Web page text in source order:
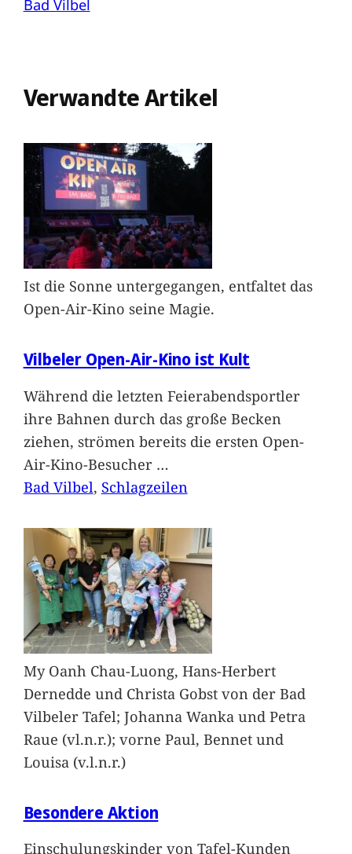
Bad Vilbel
Verwandte Artikel
Ist die Sonne untergegangen, entfaltet das
Open-Air-Kino seine Magie.
Vilbeler Open-Air-Kino ist Kult
Während die letzten Feierabendsportler
ihre Bahnen durch das große Becken
ziehen, strömen bereits die ersten Open-
Air-Kino-Besucher …
Bad Vilbel, Schlagzeilen
My Oanh Chau-Luong, Hans-Herbert
Dernedde und Christa Gobst von der Bad
Vilbeler Tafel; Johanna Wanka und Petra
Raue (vl.n.r.); vorne Paul, Bennet und
Louisa (v.l.n.r.)
Besondere Aktion
Einschulungskinder von Tafel-Kunden